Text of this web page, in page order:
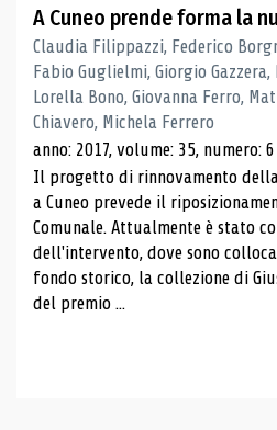
A Cuneo prende forma la
Claudia Filippazzi, Federico
Fabio Guglielmi, Giorgio
Lorella Bono, Giovanna Ferro,
Chiavero, Michela Ferrero
anno: 2017, volume: 35, numero: 6
Il progetto di rinnovamento
a Cuneo prevede il
Comunale. Attualmente è stato
dell'intervento, dove sono
fondo storico, la collezione di
del premio ...